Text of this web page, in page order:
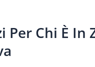
Per Chi È In